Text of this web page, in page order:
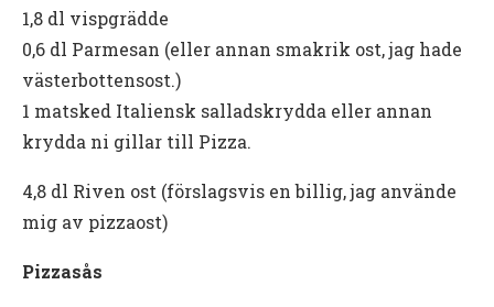
1,8 dl vispgrädde
0,6 dl Parmesan (eller annan smakrik ost, jag hade
västerbottensost.)
1 matsked Italiensk salladskrydda eller annan
krydda ni gillar till Pizza.
4,8 dl Riven ost (förslagsvis en billig, jag använde
mig av pizzaost)
Pizzasås